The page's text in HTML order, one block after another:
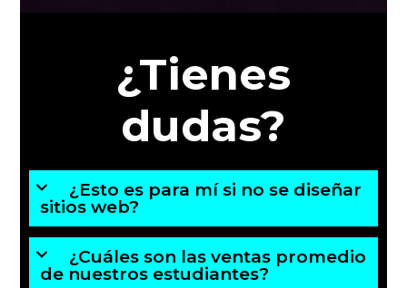
¿Tienes
dudas?
¿Esto es para mí si no se diseñar
sitios web?
¿Cuáles son las ventas promedio
de nuestros estudiantes?